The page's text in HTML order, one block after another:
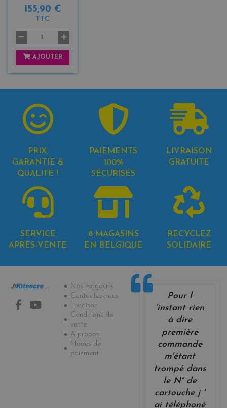
155,90 €
TTC
AJOUTER
PRIX,
GARANTIE &
QUALITÉ !
PAIEMENTS
100%
SÉCURISÉS
LIVRAISON
GRATUITE
SERVICE
APRÈS-VENTE
8 MAGASINS
EN BELGIQUE
RECYCLEZ
SOLIDAIRE
Informations
Nos magasins
Contactez-nous
Livraison
Conditions de
vente
A propos
Modes de
paiement
Pour l
'instant rien
à dire
première
commande
m'étant
trompé dans
le N° de
cartouche j '
ai téléphoné